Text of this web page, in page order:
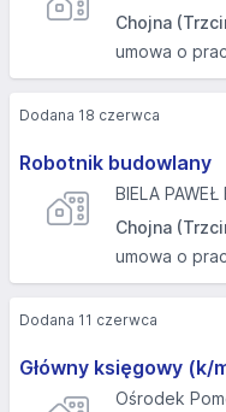
Chojna
umowa o
Robotnik budowlany
BIELA PAWEŁ
Chojna
umowa o
Dodana 18 czerwca
Główny księgowy (k/
Ośrodek
Dodana 11 czerwca